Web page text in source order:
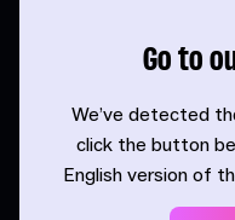
Go to
We’ve detected
click the button
English version of